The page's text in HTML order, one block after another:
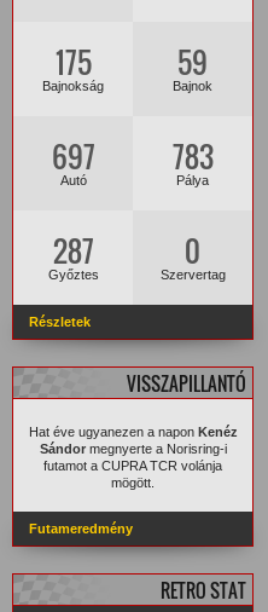
175
Bajnokság
59
Bajnok
697
Autó
783
Pálya
287
Győztes
0
Szervertag
Részletek
VISSZAPILLANTÓ
Hat éve ugyanezen a napon Kenéz
Sándormegnyerte a Norisring-i
futamot a CUPRA TCR volánja
mögött.
Futameredmény
RETRO STAT